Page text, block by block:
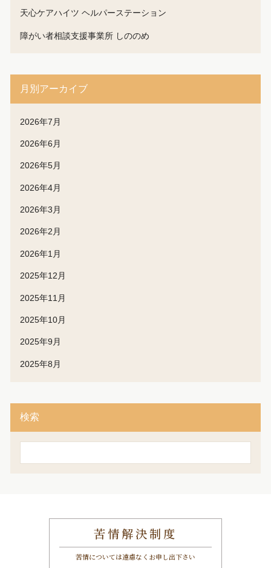
天心ケアハイツ ヘルパーステーション
障がい者相談支援事業所 しののめ
月別アーカイブ
2026年7月
2026年6月
2026年5月
2026年4月
2026年3月
2026年2月
2026年1月
2025年12月
2025年11月
2025年10月
2025年9月
2025年8月
検索
苦情解決制度
苦情については遠慮なくお申し出下さい